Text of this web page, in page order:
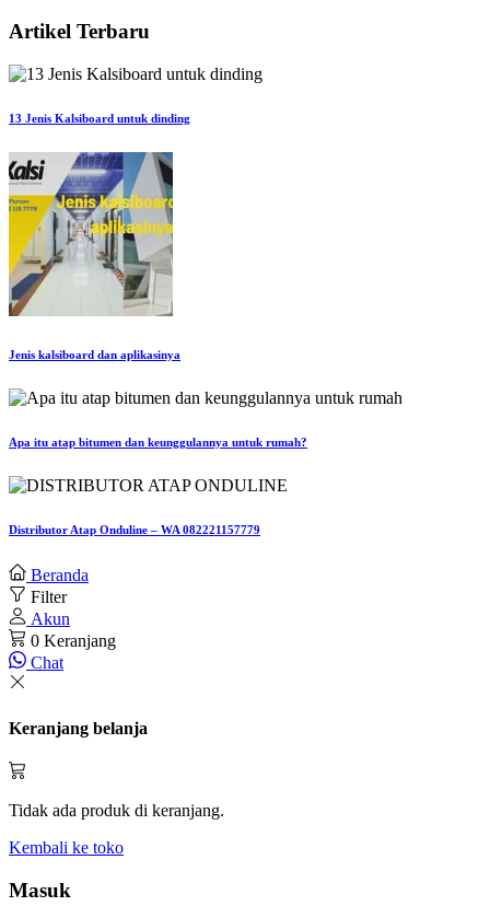
Artikel Terbaru
13 Jenis Kalsiboard untuk dinding
Jenis kalsiboard dan aplikasinya
Apa itu atap bitumen dan keunggulannya untuk rumah?
Distributor Atap Onduline – WA 082221157779
Beranda
Filter
Akun
0 Keranjang
Chat
Keranjang belanja
Tidak ada produk di keranjang.
Kembali ke toko
Masuk